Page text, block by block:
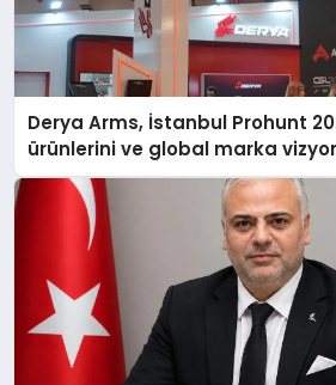
Derya Arms, İstanbul Prohunt
ürünlerini ve global marka